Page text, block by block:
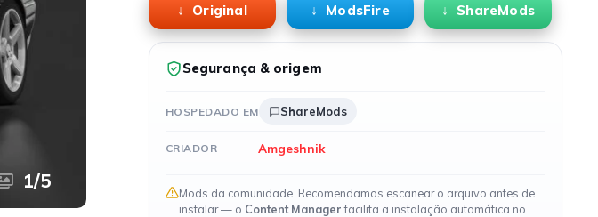
1/5
Original ModsFire ShareMods
Segurança & origem
HOSPEDADO EM ShareMods
CRIADOR Amgeshnik
Mods da comunidade. Recomendamos escanear o arquivo antes de
instalar — o Content Managerfacilita a instalação automática no